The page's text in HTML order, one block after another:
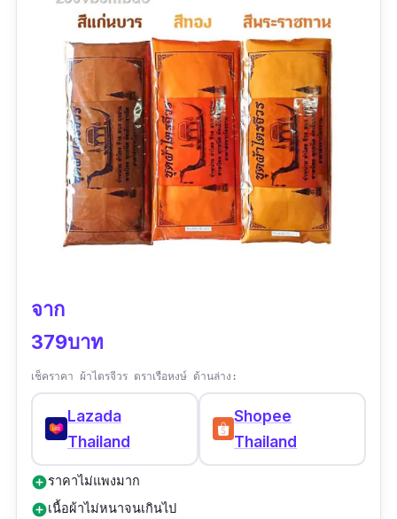
"ได้รับสินค้าแล้วสินค้ามีการจัดส่งเร็วมากๆค่ะ ผ้า
ไตรเต็มร้านนี้ราคาไม่แพงค่ะเมื่อเทียบกับร้านค้า
ทั่วไป ร้านค้า จัดส่งเร็วดีค่ะ"
จาก
379บาท
เช็คราคา ผ้าไตรจีวร ตราเรือหงษ์ ด้านล่าง:
Lazada
Thailand
Shopee
Thailand
add_circleราคาไม่แพงมาก
add_circleเนื้อผ้าไม่หนาจนเกินไป